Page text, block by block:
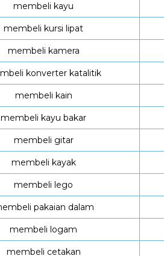
membeli kayu
membeli kursi lipat
membeli kamera
konverter katalitik
membeli kain
membeli kayu bakar
membeli gitar
membeli kayak
membeli lego
pakaian dalam
membeli logam
membeli cetakan